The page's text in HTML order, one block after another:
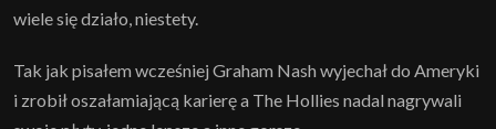
wiele się działo, niestety.
Tak jak pisałem wcześniej Graham Nash wyjechał do Ameryki
i zrobił oszałamiającą karierę a The Hollies nadal nagrywali